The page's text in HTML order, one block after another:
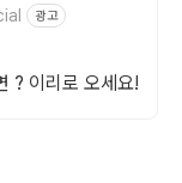
광고
? 이리로 오세요!